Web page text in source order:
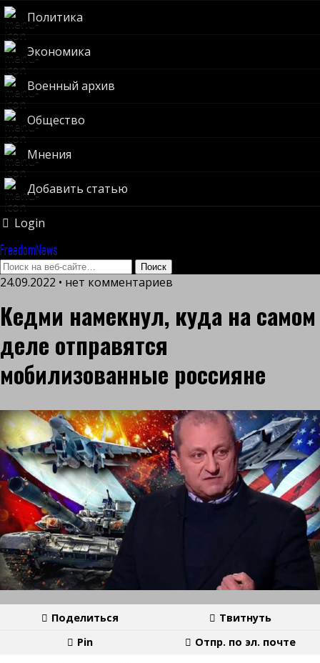
Политика
Экономика
Военный архив
Общество
Мнения
Добавить статью
Login
FreedomNews
24.09.2022 • нет комментариев
Кедми намекнул, куда на самом
деле отправятся
мобилизованные россияне
Поделиться
Твитнуть
Pin
Отпр. по эл. почте